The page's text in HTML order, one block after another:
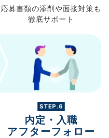
応募書類の添削や面接対策も
徹底サポート
STEP.6
内定・入職
アフターフォロー